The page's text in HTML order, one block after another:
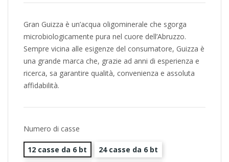
Gran Guizza è un’acqua oligominerale che sgorga
microbiologicamente pura nel cuore dell’Abruzzo.
Sempre vicina alle esigenze del consumatore, Guizza è
una grande marca che, grazie ad anni di esperienza e
ricerca, sa garantire qualità, convenienza e assoluta
affidabilità.
Numero di casse
12 casse da 6 bt 24 casse da 6 bt